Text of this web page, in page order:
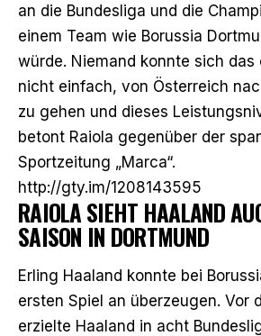
an die Bundesliga und die
einem Team wie Borussia
würde. Niemand konnte sich das
nicht einfach, von Österreich
zu gehen und dieses
betont Raiola gegenüber der
Sportzeitung „Marca“.
http://gty.im/1208143595
RAIOLA SIEHT HAALAND
SAISON IN DORTMUND
Erling Haaland konnte bei
ersten Spiel an überzeugen. Vor
erzielte Haaland in acht